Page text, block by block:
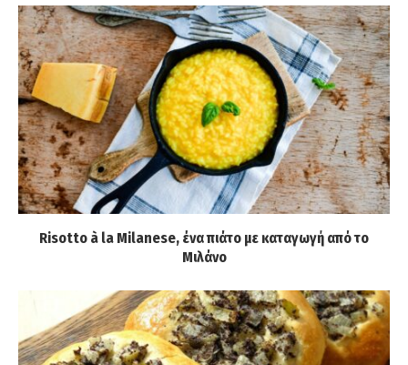
Risotto à la Milanese, ένα πιάτο με καταγωγή από το
Μιλάνο